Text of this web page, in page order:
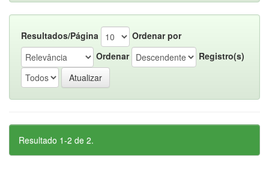
Resultados/Página
Ordenar por
Ordenar
Registro(s)
Resultado 1-2 de 2.